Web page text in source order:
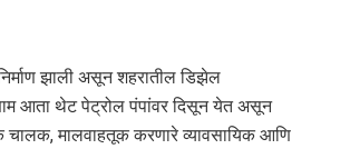
झाली असून शहरातील डिझेल
आता थेट पेट्रोल पंपांवर दिसून येत असून
चालक, मालवाहतूक करणारे व्यावसायिक आणि